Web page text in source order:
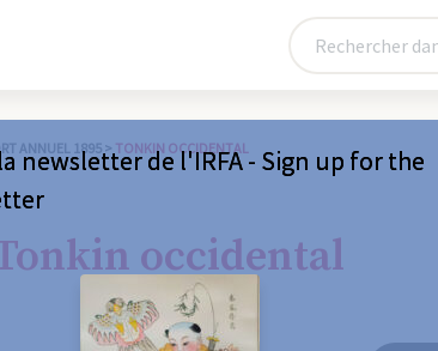
ANNUEL 1895 > TONKIN OCCIDENTAL
occidental
newsletter de l'IRFA - Sign up for the